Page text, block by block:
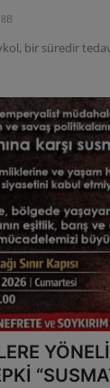
bir süredir